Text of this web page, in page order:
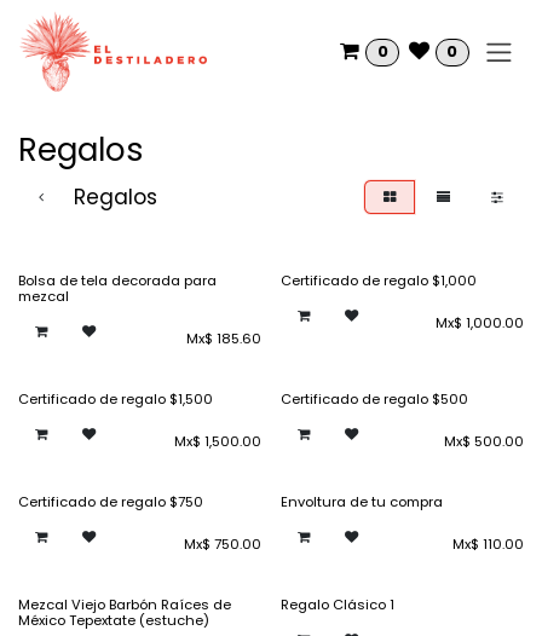
Ir al contenido
0 0
Regalos
Regalos
Bolsa de tela decorada para
mezcal
Mx$ 185.60
Certificado de regalo $1,000
Mx$ 1,000.00
Certificado de regalo $1,500
Mx$ 1,500.00
Certificado de regalo $500
Mx$ 500.00
Certificado de regalo $750
Mx$ 750.00
Envoltura de tu compra
Mx$ 110.00
Mezcal Viejo Barbón Raíces de
México Tepextate (estuche)
Regalo Clásico 1